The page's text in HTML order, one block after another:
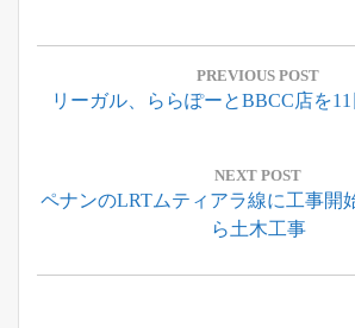
投
ナ
ー
ョ
PREVIOUS POST
Previous
リーガル、ららぽーとBBCC店を
NEXT POST
Next
ペナンのLRTムティアラ線に工事開
ら土木工事